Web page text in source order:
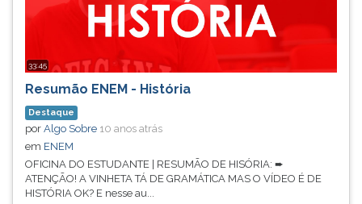
33:45
Resumão ENEM - História
Destaque
por Algo Sobre 10 anos atrás
em ENEM
OFICINA DO ESTUDANTE | RESUMÃO DE HISÓRIA: ➨
ATENÇÃO! A VINHETA TÁ DE GRAMÁTICA MAS O VÍDEO É DE
HISTÓRIA OK? E nesse au...